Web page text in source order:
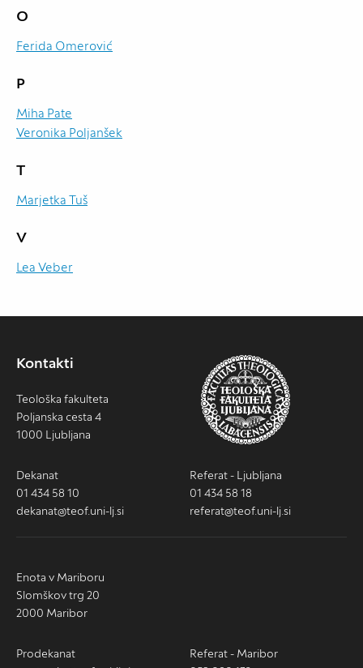
O
Ferida Omerović
P
Miha Pate
Veronika Poljanšek
T
Marjetka Tuš
V
Lea Veber
Kontakti
Teološka fakulteta
Poljanska cesta 4
1000 Ljubljana
Dekanat
01 434 58 10
dekanat@teof.uni-lj.si
Referat - Ljubljana
01 434 58 18
referat@teof.uni-lj.si
Enota v Mariboru
Slomškov trg 20
2000 Maribor
Prodekanat
Referat - Maribor